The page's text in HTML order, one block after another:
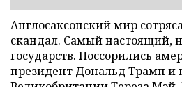
Англосаксонский мир
скандал. Самый настоящий,
государств. Поссорились
президент Дональд Трамп и